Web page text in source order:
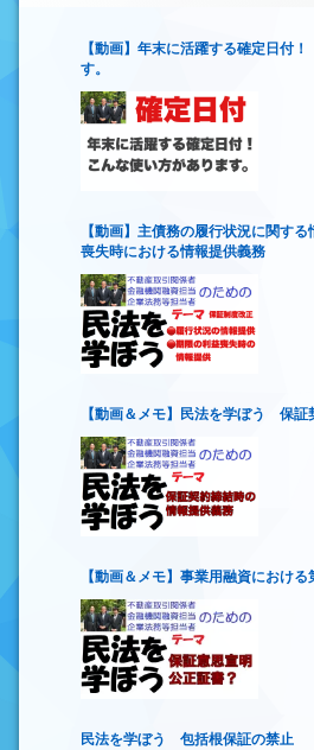
【動画】年末に活躍する確定日付
す。
【動画】主債務の履行状況に関す
喪失時における情報提供義務
【動画＆メモ】民法を学ぼう 保証
【動画＆メモ】事業用融資におけ
民法を学ぼう 包括根保証の禁止